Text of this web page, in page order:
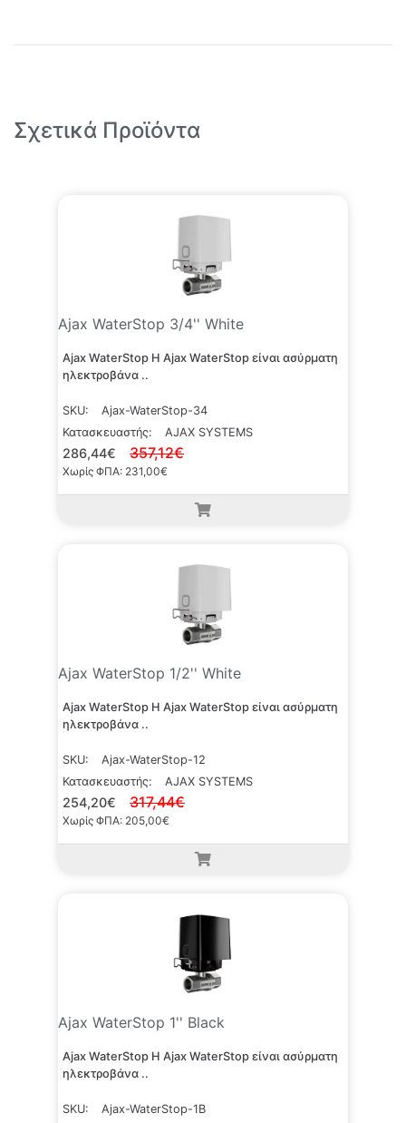
Σχετικά Προϊόντα
Ajax WaterStop 3/4'' White
Ajax WaterStop Η Ajax WaterStop είναι ασύρματη
ηλεκτροβάνα ..
SKU:
Ajax-WaterStop-34
Κατασκευαστής:
AJAX SYSTEMS
286,44€ 357,12€
Χωρίς ΦΠΑ: 231,00€
Ajax WaterStop 1/2'' White
Ajax WaterStop Η Ajax WaterStop είναι ασύρματη
ηλεκτροβάνα ..
SKU:
Ajax-WaterStop-12
Κατασκευαστής:
AJAX SYSTEMS
254,20€ 317,44€
Χωρίς ΦΠΑ: 205,00€
Ajax WaterStop 1'' Black
Ajax WaterStop Η Ajax WaterStop είναι ασύρματη
ηλεκτροβάνα ..
SKU:
Ajax-WaterStop-1B